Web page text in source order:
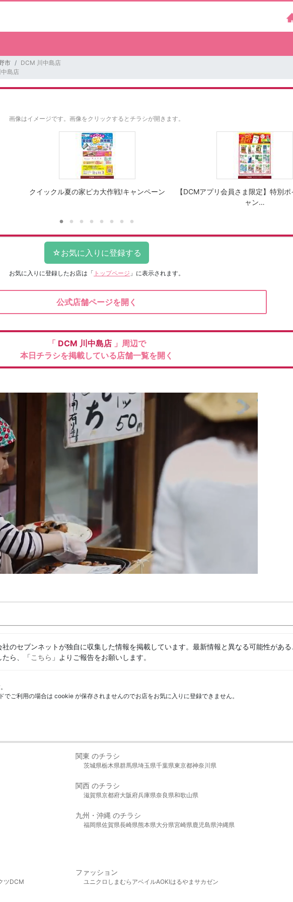
市
DCM 川中島店
中島店
画像はイメージです。 画像をクリックするとチラシが開きます。
クイックル夏の家ピカ大作戦!キャンペーン
【DCMアプリ会員さま限定】特別
ャン…
お気に入りに登録したお店は 「 トップページ 」に表示されます。
公式店舗ページを開く
「 DCM 川中島店 」周辺で
本日チラシを掲載している店舗一覧を開く
のセブンネットが独自に収集した情報を掲載しています。最新情報と異なる可能性があ
たら、「こちら 」よりご報告をお願いします。
ご利用の場合は cookie が保存されませんのでお店をお気に入りに登録できません。
関東 のチラシ
茨城県栃木県群馬県埼玉県千葉県東京都神奈川県
関西 のチラシ
滋賀県京都府大阪府兵庫県奈良県和歌山県
九州・沖縄 のチラシ
福岡県佐賀県長崎県熊本県大分県宮崎県鹿児島県沖縄県
ツDCM
ファッション
ユニクロ しまむら アベイルAOKIはるやま サカゼン